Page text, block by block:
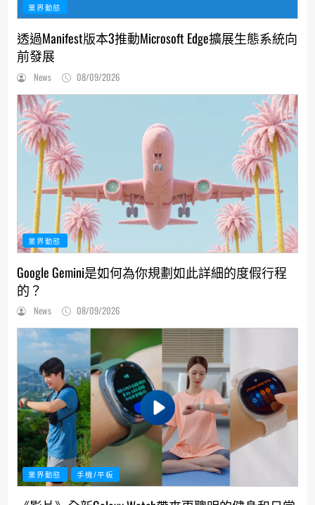
業界動態
透過Manifest版本3推動Microsoft Edge擴展生態系統向
前發展
News 08/09/2026
業界動態
Google Gemini是如何為你規劃如此詳細的度假行程
的？
News 08/09/2026
業界動態 手機/平板